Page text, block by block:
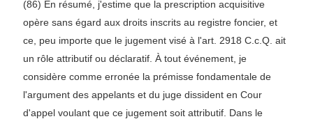
(86) En résumé, j'estime que la prescription acquisitive
opère sans égard aux droits inscrits au registre foncier, et
ce, peu importe que le jugement visé à l'art. 2918 C.c.Q. ait
un rôle attributif ou déclaratif. À tout événement, je
considère comme erronée la prémisse fondamentale de
l'argument des appelants et du juge dissident en Cour
d'appel voulant que ce jugement soit attributif. Dans le